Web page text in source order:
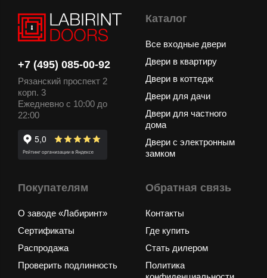
+7 (495) 085-00-92
Рязанский проспект 2
корп. 3
Ежедневно с 10:00 до
22:00
Каталог
Все входные двери
Двери в квартиру
Двери в коттедж
Двери для дачи
Двери для частного
дома
Двери с электронным
замком
Покупателям
О заводе «Лабиринт»
Сертификаты
Распродажа
Проверить подлинность
Обратная связь
Контакты
Где купить
Стать дилером
Политика